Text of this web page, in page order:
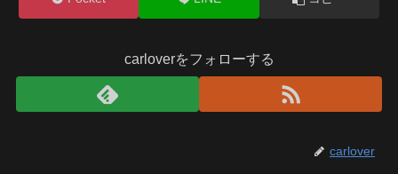
carloverをフォローする
carlover